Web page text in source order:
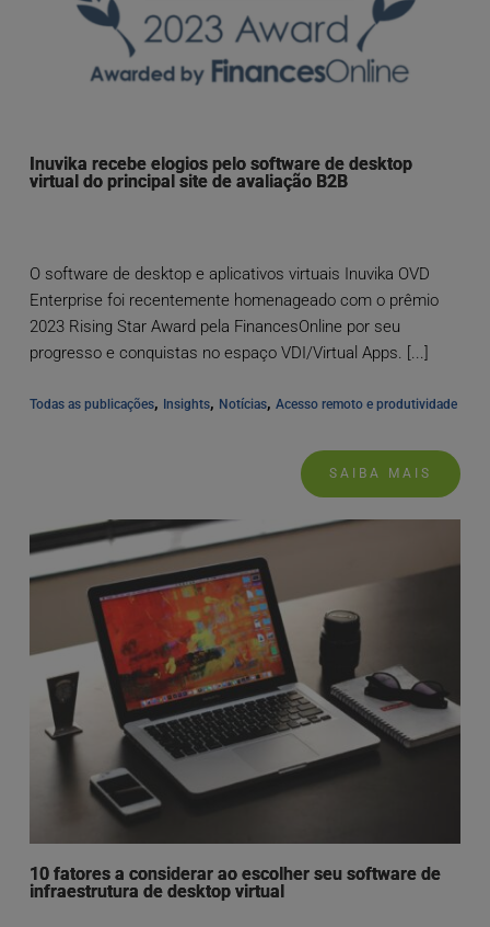
Inuvika recebe elogios pelo software de desktop
virtual do principal site de avaliação B2B
O software de desktop e aplicativos virtuais Inuvika OVD
Enterprise foi recentemente homenageado com o prêmio
2023 Rising Star Award pela FinancesOnline por seu
progresso e conquistas no espaço VDI/Virtual Apps. [...]
Todas as publicações, Insights, Notícias, Acesso remoto e produtividade
SAIBA MAIS
10 fatores a considerar ao escolher seu software de
infraestrutura de desktop virtual